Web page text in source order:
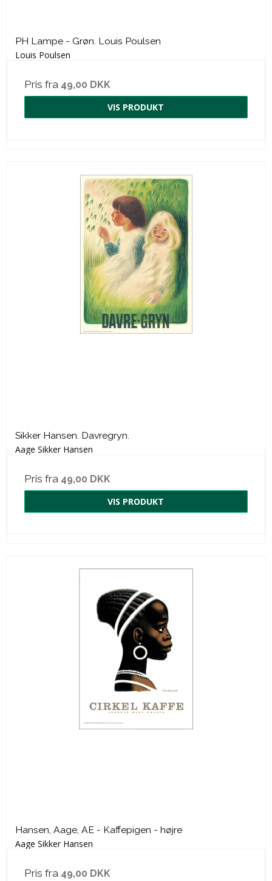
PH Lampe - Grøn. Louis Poulsen
Louis Poulsen
Pris fra 49,00 DKK
VIS PRODUKT
Sikker Hansen. Davregryn.
Aage Sikker Hansen
Pris fra 49,00 DKK
VIS PRODUKT
Hansen, Aage, AE - Kaffepigen - højre
Aage Sikker Hansen
Pris fra 49,00 DKK